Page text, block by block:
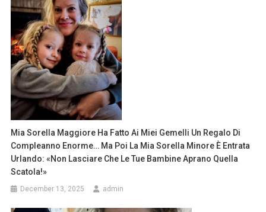
Mia Sorella Maggiore Ha Fatto Ai Miei Gemelli Un Regalo Di
Compleanno Enorme… Ma Poi La Mia Sorella Minore È Entrata
Urlando: «Non Lasciare Che Le Tue Bambine Aprano Quella
Scatola!»
December 13, 2025 admin